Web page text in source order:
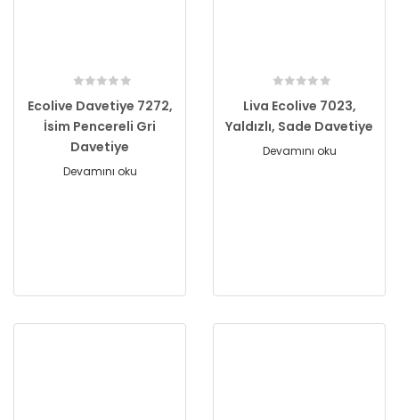
Ecolive Davetiye 7272,
İsim Pencereli Gri
Davetiye
Devamını oku
Liva Ecolive 7023,
Yaldızlı, Sade Davetiye
Devamını oku